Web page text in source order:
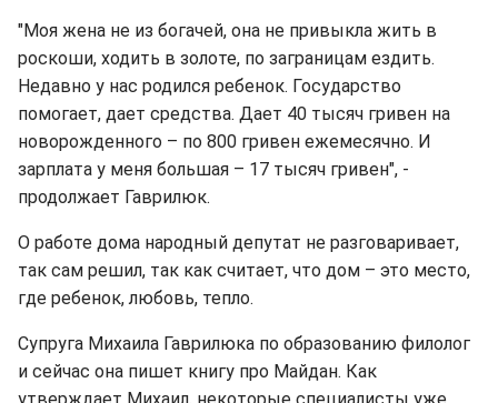
"Моя жена не из богачей, она не привыкла жить в
роскоши, ходить в золоте, по заграницам ездить.
Недавно у нас родился ребенок. Государство
помогает, дает средства. Дает 40 тысяч гривен на
новорожденного – по 800 гривен ежемесячно. И
зарплата у меня большая – 17 тысяч гривен", -
продолжает Гаврилюк.
О работе дома народный депутат не разговаривает,
так сам решил, так как считает, что дом – это место,
где ребенок, любовь, тепло.
Супруга Михаила Гаврилюка по образованию филолог
и сейчас она пишет книгу про Майдан. Как